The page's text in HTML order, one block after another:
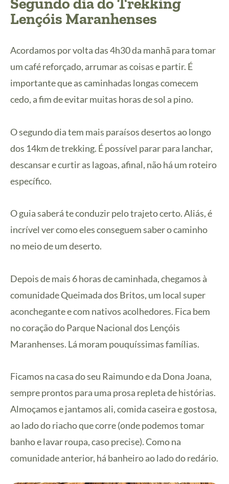
Lençóis Maranhenses
Acordamos por volta das 4h30 da manhã para tomar
um café reforçado, arrumar as coisas e partir. É
importante que as caminhadas longas comecem
cedo, a fim de evitar muitas horas de sol a pino.
O segundo dia tem mais paraísos desertos ao longo
dos 14km de trekking. É possível parar para lanchar,
descansar e curtir as lagoas, afinal, não há um roteiro
específico.
O guia saberá te conduzir pelo trajeto certo. Aliás, é
incrível ver como eles conseguem saber o caminho
no meio de um deserto.
Depois de mais 6 horas de caminhada, chegamos à
comunidade Queimada dos Britos, um local super
aconchegante e com nativos acolhedores. Fica bem
no coração do Parque Nacional dos Lençóis
Maranhenses. Lá moram pouquíssimas famílias.
Ficamos na casa do seu Raimundo e da Dona Joana,
sempre prontos para uma prosa repleta de histórias.
Almoçamos e jantamos ali, comida caseira e gostosa,
ao lado do riacho que corre (onde podemos tomar
banho e lavar roupa, caso precise). Como na
comunidade anterior, há banheiro ao lado do redário.